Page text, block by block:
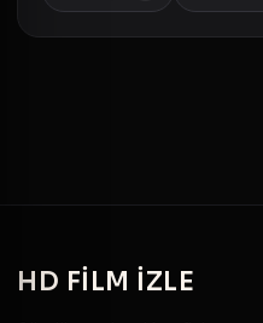
HD FILM IZLE